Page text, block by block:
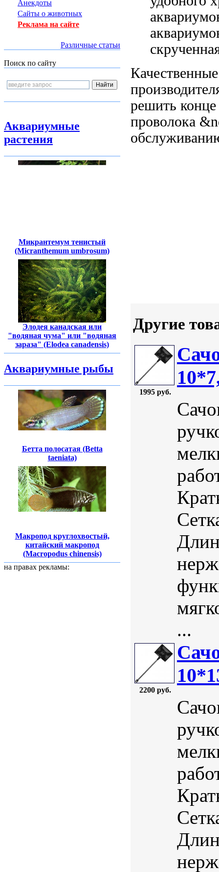
Анекдоты
Сайты о животных
Реклама на сайте
Различные статьи
Поиск по сайту
Аквариумные
растения
Микрантемум тенистый
(Micranthemum umbrosum)
Элодея канадская или
"водяная чума" или "водяная
зараза" (Elodea canadensis)
Аквариумные рыбы
Бетта полосатая (Betta
taeniata)
Макропод круглохвостый,
китайский макропод
(Macropodus chinensis)
на правах рекламы:
решить
проволока
Другие
1995 руб.
...
2200 руб.